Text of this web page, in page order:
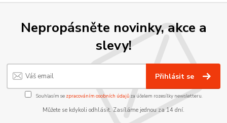
Nepropásněte novinky, akce a
slevy!
Přihlásit se
Souhlasím se zpracováním osobních údajůza účelem rozesílky newsletteru.
Můžete se kdykoli odhlásit. Zasíláme jednou za 14 dní.